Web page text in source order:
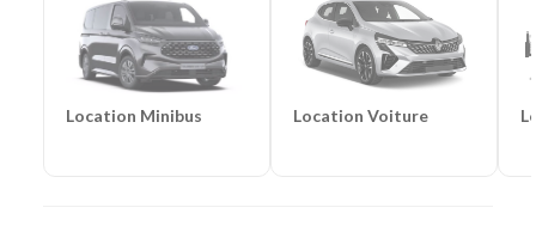
Location Minibus Location Voiture